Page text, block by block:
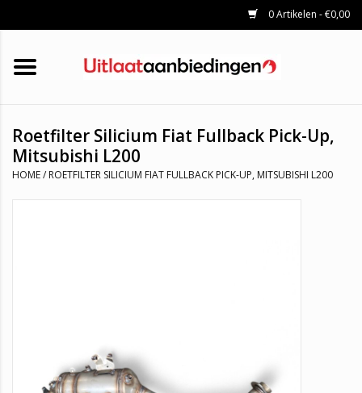
0 Artikelen - €0,00
HOME
KATALYSATOREN
UNIVERSELE UITLAATDELEN
MERKEN
Roetfilter Silicium Fiat Fullback Pick-Up,
Mitsubishi L200
HOME/ ROETFILTER SILICIUM FIAT FULLBACK PICK-UP, MITSUBISHI L200